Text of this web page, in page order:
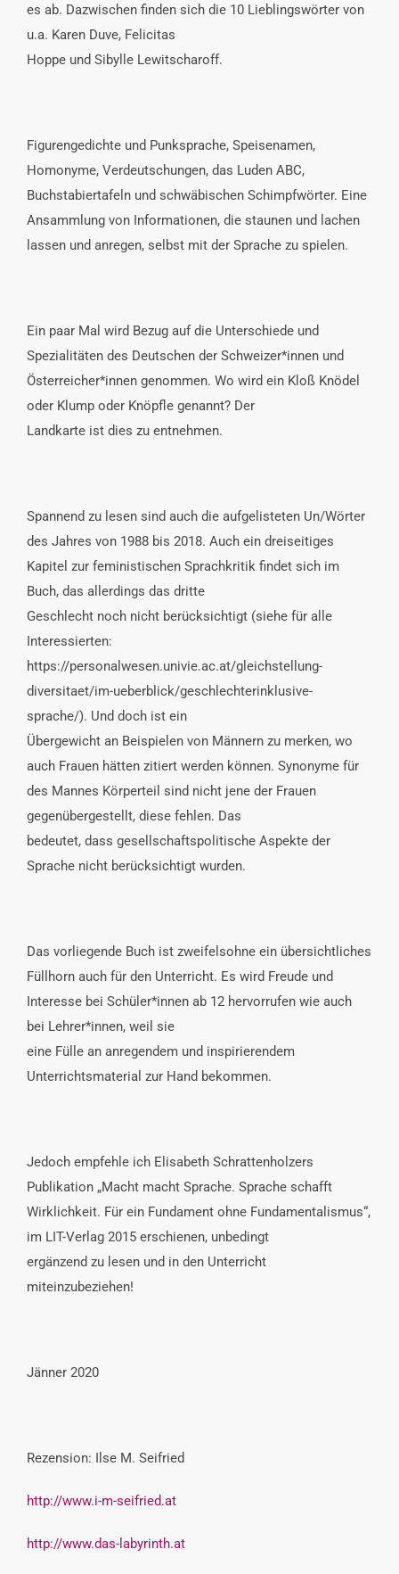
es ab. Dazwischen finden sich die 10 Lieblingswörter von
u.a. Karen Duve, Felicitas
Hoppe und Sibylle Lewitscharoff.
Figurengedichte und Punksprache, Speisenamen,
Homonyme, Verdeutschungen, das Luden ABC,
Buchstabiertafeln und schwäbischen Schimpfwörter. Eine
Ansammlung von Informationen, die staunen und lachen
lassen und anregen, selbst mit der Sprache zu spielen.
Ein paar Mal wird Bezug auf die Unterschiede und
Spezialitäten des Deutschen der Schweizer*innen und
Österreicher*innen genommen. Wo wird ein Kloß Knödel
oder Klump oder Knöpfle genannt? Der
Landkarte ist dies zu entnehmen.
Spannend zu lesen sind auch die aufgelisteten Un/Wörter
des Jahres von 1988 bis 2018. Auch ein dreiseitiges
Kapitel zur feministischen Sprachkritik findet sich im
Buch, das allerdings das dritte
Geschlecht noch nicht berücksichtigt (siehe für alle
Interessierten:
https://personalwesen.univie.ac.at/gleichstellung-
diversitaet/im-ueberblick/geschlechterinklusive-
sprache/). Und doch ist ein
Übergewicht an Beispielen von Männern zu merken, wo
auch Frauen hätten zitiert werden können. Synonyme für
des Mannes Körperteil sind nicht jene der Frauen
gegenübergestellt, diese fehlen. Das
bedeutet, dass gesellschaftspolitische Aspekte der
Sprache nicht berücksichtigt wurden.
Das vorliegende Buch ist zweifelsohne ein übersichtliches
Füllhorn auch für den Unterricht. Es wird Freude und
Interesse bei Schüler*innen ab 12 hervorrufen wie auch
bei Lehrer*innen, weil sie
eine Fülle an anregendem und inspirierendem
Unterrichtsmaterial zur Hand bekommen.
Jedoch empfehle ich Elisabeth Schrattenholzers
Publikation „Macht macht Sprache. Sprache schafft
Wirklichkeit. Für ein Fundament ohne Fundamentalismus“,
im LIT-Verlag 2015 erschienen, unbedingt
ergänzend zu lesen und in den Unterricht
miteinzubeziehen!
Jänner 2020
Rezension: Ilse M. Seifried
http://www.i-m-seifried.at
http://www.das-labyrinth.at